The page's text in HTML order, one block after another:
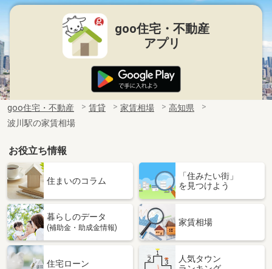
goo住宅・不動産
アプリ
goo住宅・不動産 賃貸 家賃相場
高知県
波川駅の家賃相場
お役立ち情報
住まいのコラム
「住みたい街」
を見つけよう
暮らしのデータ
(補助金・助成金情報)
家賃相場
住宅ローン
人気タウン